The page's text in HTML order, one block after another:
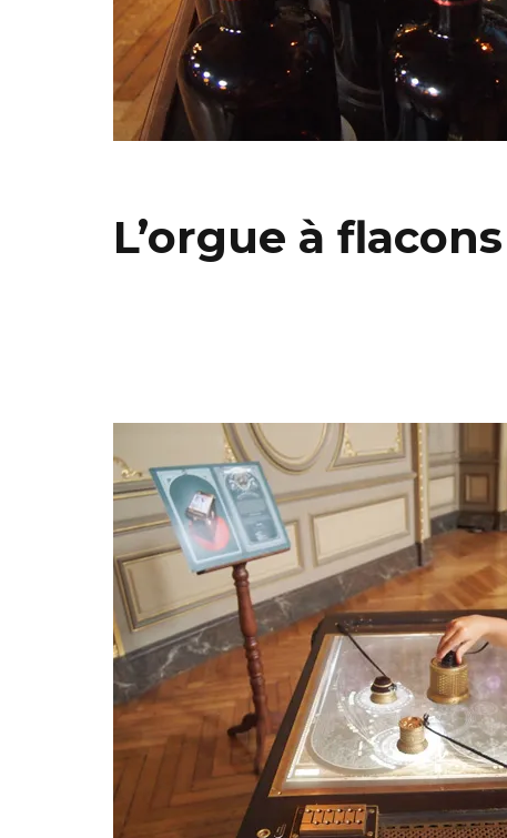
L’orgue à